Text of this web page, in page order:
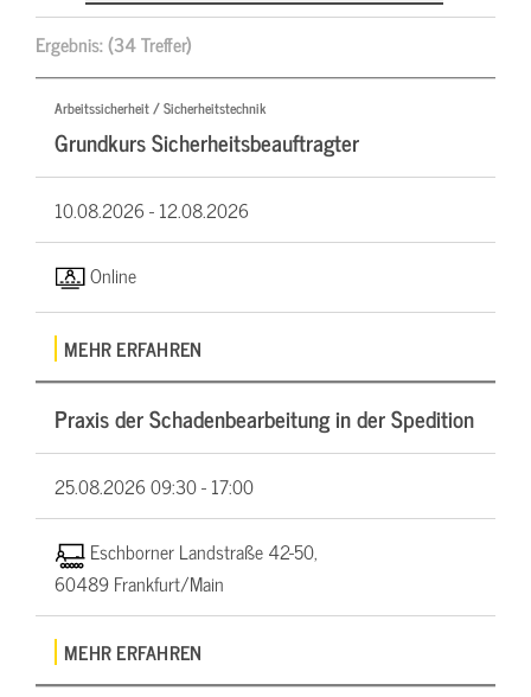
Ergebnis:(34 Treffer)
Arbeitssicherheit / Sicherheitstechnik
Grundkurs Sicherheitsbeauftragter
10.08.2026 -12.08.2026
Online
MEHR ERFAHREN
Praxis der Schadenbearbeitung in der Spedition
25.08.202609:30 - 17:00
Eschborner Landstraße 42-50,
60489 Frankfurt/Main
MEHR ERFAHREN